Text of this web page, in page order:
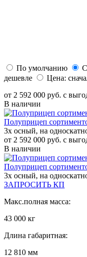
По умолчанию
дешевле
Цена:
от 2 592 000 руб. с
В наличии
Полуприцеп
3х осный, на
от 2 592 000 руб. с
В наличии
Полуприцеп
3х осный, на
ЗАПРОСИТЬ КП
Макс.полная масса:
43 000 кг
Длина габаритная:
12 810 мм